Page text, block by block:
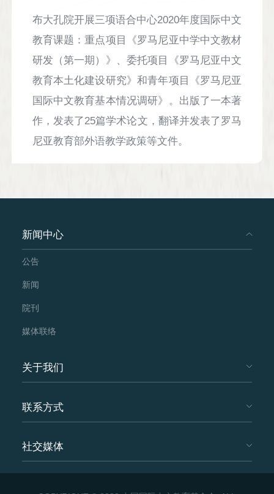
布大孔院开展三项语合中心2020年度国际中文
教育课题：重点项目《罗马尼亚中学中文教材
研发（第一期）》、委托项目《罗马尼亚中文
教育本土化建设研究》和青年项目《罗马尼亚
国际中文教育基本情况调研》。出版了一本著
作，发表了25篇学术论文，翻译并发表了罗马
尼亚教育部外语教学政策等文件。
新闻中心
公告
新闻
院刊
媒体联络
关于我们
联系方式
社交媒体